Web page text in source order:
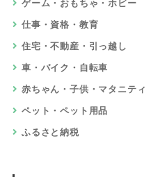
ゲーム・おもちゃ・ホビー
仕事・資格・教育
住宅・不動産・引っ越し
車・バイク・自転車
赤ちゃん・子供・マタニティ
ペット・ペット用品
ふるさと納税